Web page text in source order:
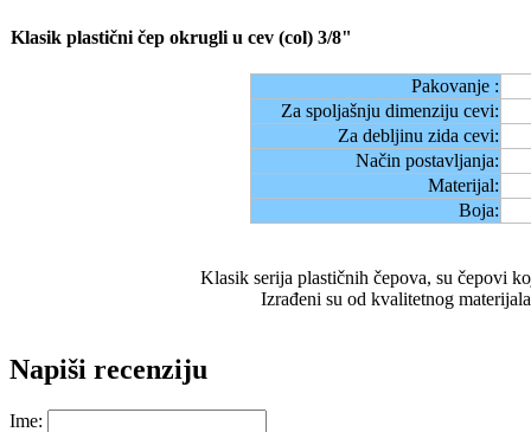
Klasik plastični čep okrugli u cev (col) 3/8"
Pakovanje :
Za spoljašnju dimenziju cevi:
Za debljinu zida cevi:
Način postavljanja:
Materijal:
Boja:
Klasik serija plastičnih čepova, su čepovi
Izrađeni su od kvalitetnog
Napiši recenziju
Ime: